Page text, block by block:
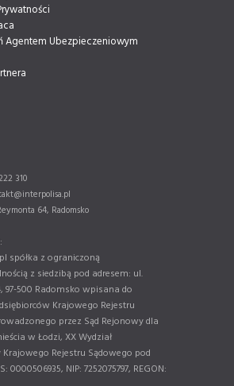
Agentem Ubezpieczeniowym
310
64, Radomsko
spółka z ograniczoną
z siedzibą pod adresem: ul.
97-500 Radomsko wpisana do
Krajowego Rejestru
przez Sąd Rejonowy dla
w Łodzi, XX Wydział
Rejestru Sądowego pod
0000506935, NIP: 7252075797, REGON: